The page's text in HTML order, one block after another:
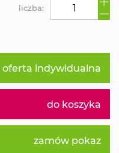
oferta indywidualna
do koszyka
zamów pokaz
liczba: